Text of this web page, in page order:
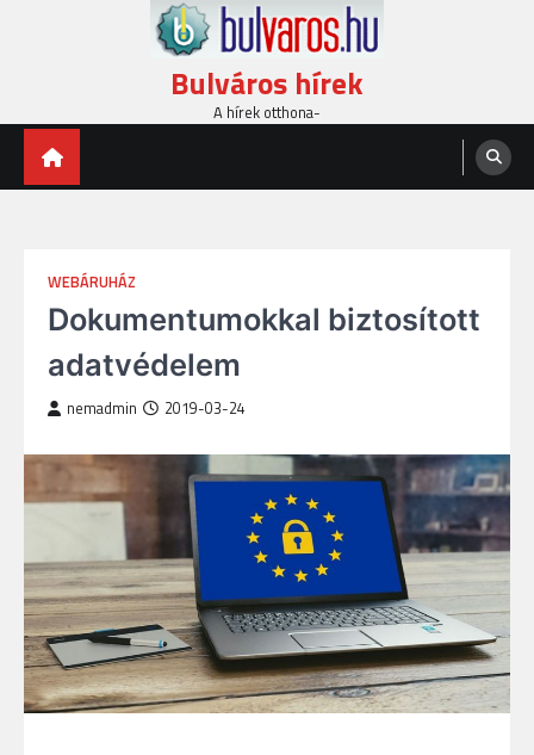
Bulváros hírek
A hírek otthona-
WEBÁRUHÁZ
Dokumentumokkal biztosított
adatvédelem
nemadmin 2019-03-24